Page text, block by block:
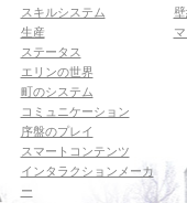
スキルシステム
生産
ステータス
エリンの世界
町のシステム
コミュニケーション
序盤のプレイ
スマートコンテンツ
インタラクションメーカ
ー